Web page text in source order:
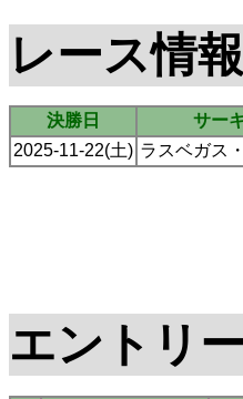
レース情報
決勝日 サー
2025-11-22(土) ラスベガス
エントリー